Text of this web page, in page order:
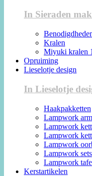
In Sieraden
Kralen
Miyuki kralen
Opruiming
Lieselotje design
In Lieselotje
Haakpakketten
Lampwork
Lampwork
Lampwork
Lampwork
Lampwork sets
Lampwork
Kerstartikelen